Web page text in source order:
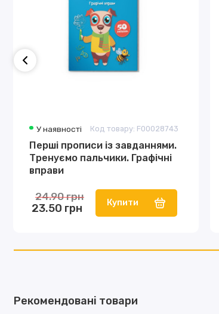
У наявності Код товару: F00028743
Перші прописи із завданнями.
Тренуємо пальчики. Графічні
вправи
23.50 грн
24.90 грн Купити
Рекомендовані товари